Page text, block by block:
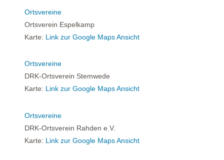
Ortsvereine
Ortsverein Espelkamp
Karte: Link zur Google Maps Ansicht
Ortsvereine
DRK-Ortsverein Stemwede
Karte: Link zur Google Maps Ansicht
Ortsvereine
DRK-Ortsverein Rahden e.V.
Karte: Link zur Google Maps Ansicht